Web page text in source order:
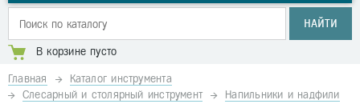
НАЙТИ
В корзине пусто
Главная
Каталог инструмента
Слесарный и столярный инструмент
Напильники и надфили